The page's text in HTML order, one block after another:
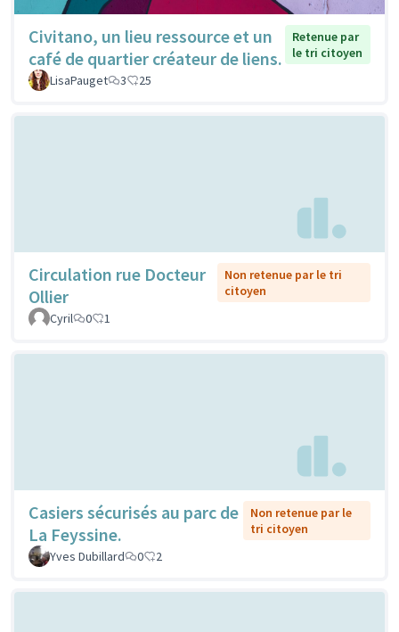
Civitano, un lieu ressource et un
café de quartier créateur de liens.
Retenue par
le tri citoyen
LisaPauget
3 25
Circulation rue Docteur
Ollier
Non retenue par le tri
citoyen
Cyril
0 1
Casiers sécurisés au parc de
La Feyssine.
Non retenue par le
tri citoyen
Yves Dubillard
0 2